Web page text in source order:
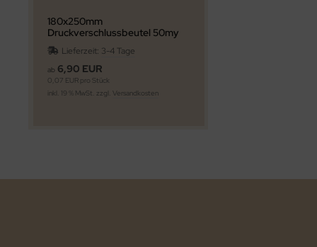
180x250mm
Druckverschlussbeutel 50my
Lieferzeit: 3-4 Tage
ab 6,90 EUR
0,07 EUR pro Stück
inkl. 19 % MwSt. zzgl. Versandkosten